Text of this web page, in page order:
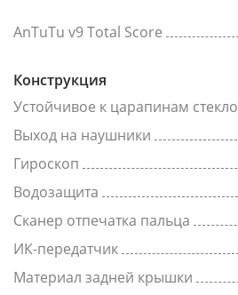
AnTuTu v9 Total Score
Конструкция
Устойчивое к царапинам стекло
Выход на наушники
Гироскоп
Водозащита
Сканер отпечатка пальца
ИК-передатчик
Материал задней крышки